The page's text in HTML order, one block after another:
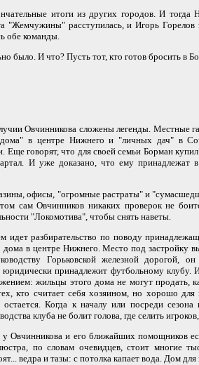
итоги из других городов. И тогда
"Жемчужины" расступилась, и Игорь Горелов
обе команды.
было. И что? Пусть тот, кто готов бросить в
Овчинникова сложены легенды. Местные
дома" в центре Нижнего и "личных дач" в
говорят, что для своей семьи Борман
И уже доказано, что ему принадлежат
офисы, "огромные растраты" и
сам Овчинников никаких проверок не
"Локомотива", чтобы снять наветы.
разбирательство по поводу
в центре Нижнего. Место под застройку
Горьковской железной дорогой,
юридически принадлежит футбольному клубу.
жильцы этого дома не могут продать,
кто считает себя хозяином, но хорошо
Когда к началу или посреди
клуба не болит голова, где селить
Овчинникова и его ближайших помощников
по словам очевидцев, стоит многие
ведра и тазы: с потолка капает вода. Дом